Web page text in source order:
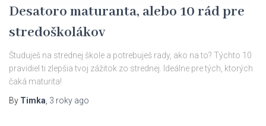
Desatoro maturanta, alebo 10 rád pre
stredoškolákov
Študuješ na strednej škole a potrebuješ rady, ako na to? Týchto 10
pravidiel ti zlepšia tvoj zážitok zo strednej. Ideálne pre tých, ktorých
čaká maturita!
By Timka, 3 roky ago